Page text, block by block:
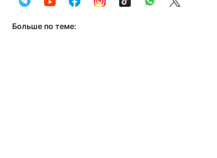
Больше по теме: